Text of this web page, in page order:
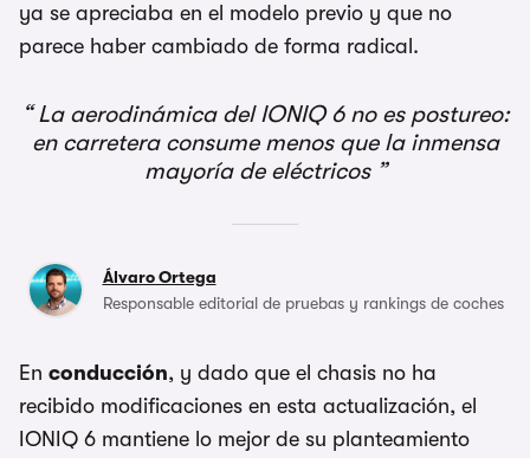
ya se apreciaba en el modelo previo y que no
parece haber cambiado de forma radical.
La aerodinámica del IONIQ 6 no es postureo:
en carretera consume menos que la inmensa
mayoría de eléctricos
Álvaro Ortega
Responsable editorial de pruebas y rankings de coches
En conducción, y dado que el chasis no ha
recibido modificaciones en esta actualización, el
IONIQ 6 mantiene lo mejor de su planteamiento